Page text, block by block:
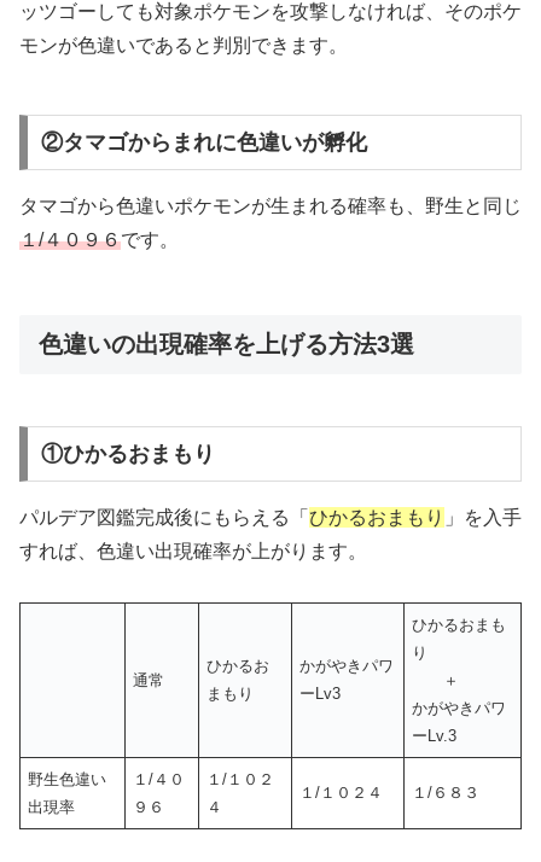
ッツゴーしても対象ポケモンを攻撃しなければ、そのポケ
モンが色違いであると判別できます。
②タマゴからまれに色違いが孵化
タマゴから色違いポケモンが生まれる確率も、野生と同じ
１/４０９６です。
色違いの出現確率を上げる方法3選
①ひかるおまもり
パルデア図鑑完成後にもらえる「 ひかるおまもり 」を入手
すれば、色違い出現確率が上がります。
通常
ひかるお
まもり
かがやきパワ
ーLv3
ひかるおまも
り
＋
かがやきパワ
ーLv.3
野生色違い
出現率
１/４０
９６
１/１０２
４
１/１０２４ １/６８３